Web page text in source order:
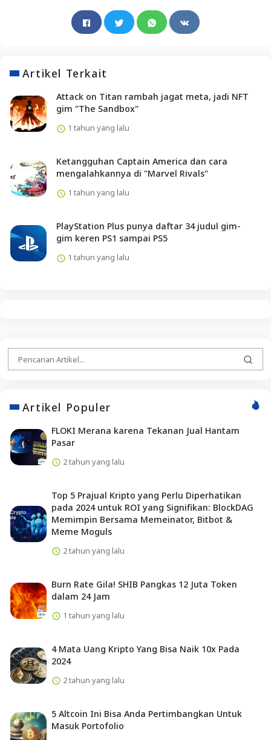
Artikel Terkait
Attack on Titan rambah jagat meta, jadi NFT
gim "The Sandbox"
1 tahun yang lalu
Ketangguhan Captain America dan cara
mengalahkannya di "Marvel Rivals"
1 tahun yang lalu
PlayStation Plus punya daftar 34 judul gim-
gim keren PS1 sampai PS5
1 tahun yang lalu
Artikel Populer
FLOKI Merana karena Tekanan Jual Hantam
Pasar
2 tahun yang lalu
Top 5 Prajual Kripto yang Perlu Diperhatikan
pada 2024 untuk ROI yang Signifikan: BlockDAG
Memimpin Bersama Memeinator, Bitbot &
Meme Moguls
2 tahun yang lalu
Burn Rate Gila! SHIB Pangkas 12 Juta Token
dalam 24 Jam
1 tahun yang lalu
4 Mata Uang Kripto Yang Bisa Naik 10x Pada
2024
2 tahun yang lalu
5 Altcoin Ini Bisa Anda Pertimbangkan Untuk
Masuk Portofolio